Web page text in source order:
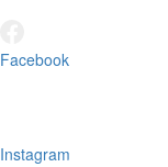
Facebook
Instagram